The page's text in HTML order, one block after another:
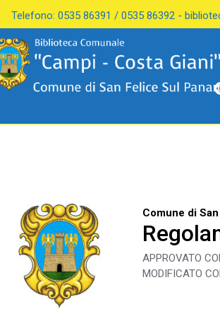
Telefono: 0535 86391 / 0535 86392 -
Comune di
APPROVATO
MODIFICATO